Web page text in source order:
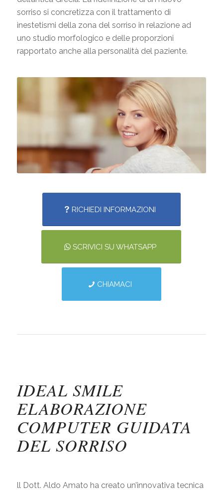
sorriso si concretizza con il trattamento di
inestetismi della zona del sorriso in relazione ad
uno studio morfologico e delle proporzioni
rapportato anche alla personalità del paziente.
RICHIEDI INFORMAZIONI
SCRIVICI SU WHATSAPP
CHIAMACI
IDEAL SMILE
ELABORAZIONE
COMPUTER GUIDATA
DEL SORRISO
ll Dott. Aldo Amato ha creato un’innovativa tecnica